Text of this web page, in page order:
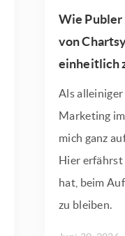
Wie Publer
von
einheitlich
Als alleiniger
Marketing
mich ganz
Hier erfährst
hat, beim
zu bleiben.